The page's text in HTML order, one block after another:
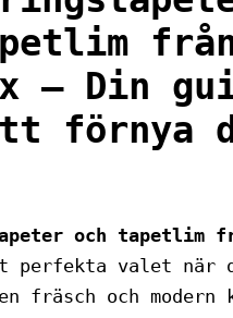
– Din
förnya
och tapetlim
perfekta valet när
fräsch och modern